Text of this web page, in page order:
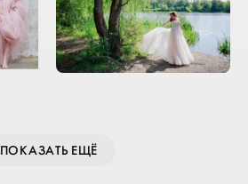
ПОКАЗАТЬ ЕЩЁ